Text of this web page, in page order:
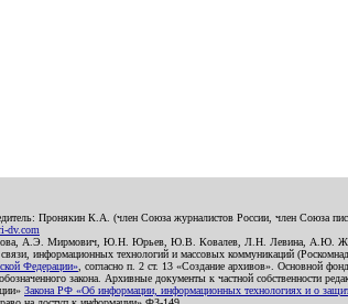
Пронякин К.А. (член Союза журналистов России, член Союза
dv.com
А.Э. Мирмович, Ю.Н. Юрьев, Ю.В. Ковалев, Л.Н. Левина,
информационных технологий и массовых коммуникаций
Федерации» , согласно п. 2 ст. 13 «Создание архивов». Основной
закона. Архивные документы к частной собственности
Закона РФ «Об информации, информационных технологиях и о